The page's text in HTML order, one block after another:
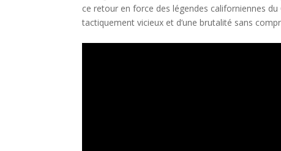
ce retour en force des légendes californiennes
tactiquement vicieux et d’une brutalité sans